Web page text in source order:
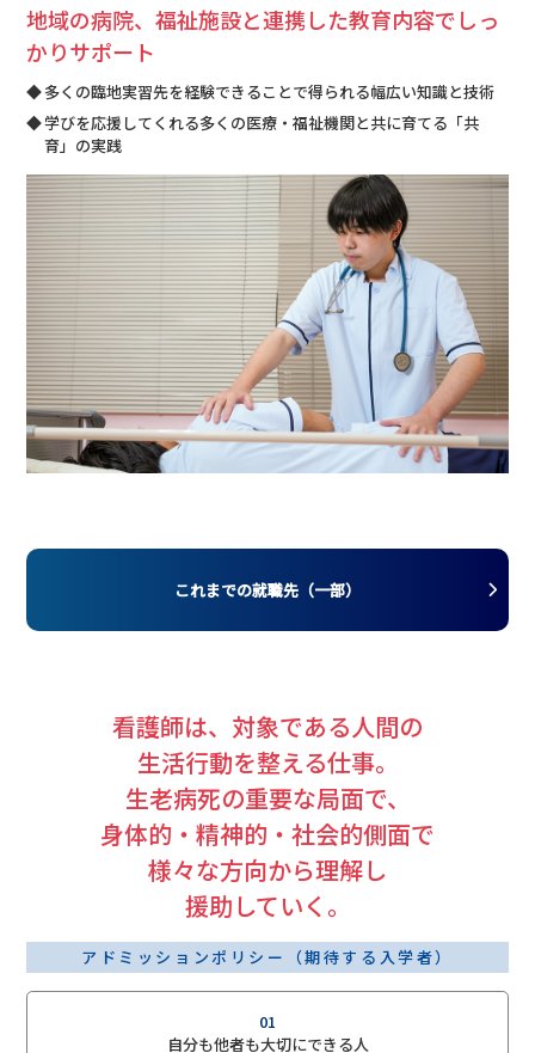
地域の病院、福祉施設と連携した教育内容でしっ
かりサポート
多くの臨地実習先を経験できることで得られる幅広い知識と技術
学びを応援してくれる多くの医療・福祉機関と共に育てる「共
育」の実践
これまでの就職先（一部）
看護師は、対象である人間の
生活行動を整える仕事。
生老病死の重要な局面で、
身体的・精神的・社会的側面で
様々な方向から理解し
援助していく。
アドミッションポリシー（期待する入学者）
01
自分も他者も大切にできる人